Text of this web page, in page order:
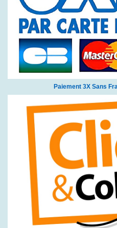
Paiement 3X Sans